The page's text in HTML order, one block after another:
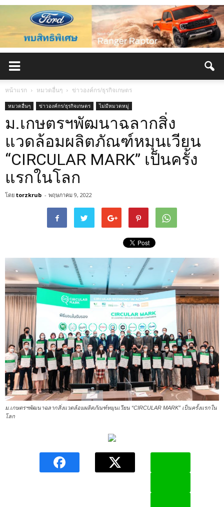
หน้าแรก หมวดอื่นๆ ข่าวองค์กร/ธุรกิจเกษตร
หมวดอื่นๆ ข่าวองค์กร/ธุรกิจเกษตร ไม่มีหมวดหมู่
ม.เกษตรฯพัฒนาฉลากสิ่ง
แวดล้อมผลิตภัณฑ์หมุนเวียน
“CIRCULAR MARK” เป็นครั้ง
แรกในโลก
โดย torzkrub - พฤษภาคม 9, 2022
ม.เกษตรฯพัฒนาฉลากสิ่งแวดล้อมผลิตภัณฑ์หมุนเวียน “CIRCULAR MARK” เป็นครั้งแรกใน
โลก